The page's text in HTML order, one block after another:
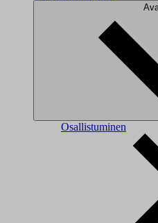
Osallistuminen